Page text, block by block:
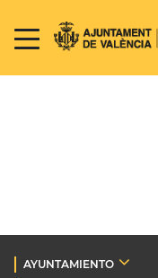
AYUNTAMIENTO